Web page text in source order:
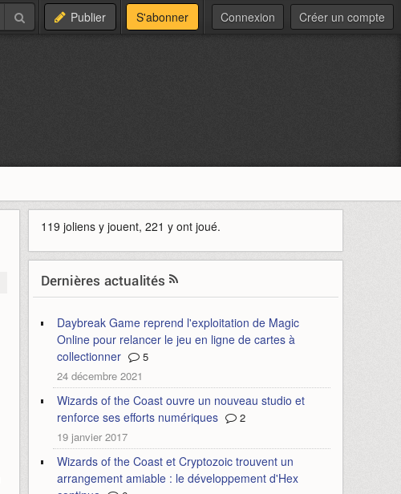
Publier S'abonner Connexion Créer un compte
119 joliens y jouent, 221 y ont joué.
Dernières actualités
Daybreak Game reprend l'exploitation de Magic
Online pour relancer le jeu en ligne de cartes à
collectionner
5
24 décembre 2021
Wizards of the Coast ouvre un nouveau studio et
renforce ses efforts numériques
2
19 janvier 2017
Wizards of the Coast et Cryptozoic trouvent un
arrangement amiable : le développement d'Hex